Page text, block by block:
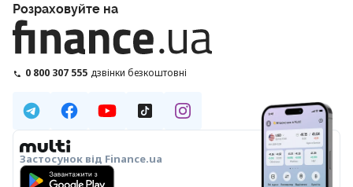
Розраховуйте на
0 800 307 555 дзвінки безкоштовні
Застосунок від Finance.ua